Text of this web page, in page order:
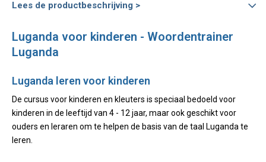
Lees de productbeschrijving >
Luganda voor kinderen - Woordentrainer
Luganda
Luganda leren voor kinderen
De cursus voor kinderen en kleuters is speciaal bedoeld voor
kinderen in de leeftijd van 4 - 12 jaar, maar ook geschikt voor
ouders en leraren om te helpen de basis van de taal Luganda te
leren.